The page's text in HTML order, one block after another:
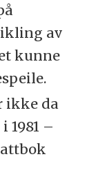
av
kunne
ikke da
1981 –